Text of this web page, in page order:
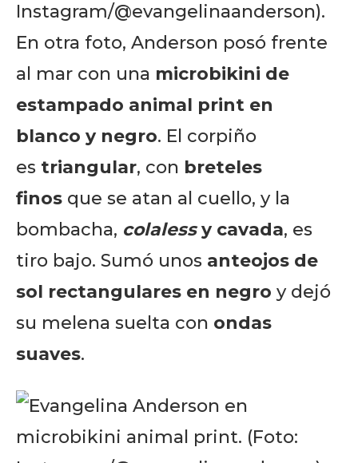
Instagram/@evangelinaanderson).
En otra foto, Anderson posó frente
al mar con una microbikini de
estampado animal print en
blanco y negro. El corpiño
es triangular, con breteles
finos que se atan al cuello, y la
bombacha, colalessy cavada, es
tiro bajo. Sumó unos anteojos de
sol rectangulares en negro y dejó
su melena suelta con ondas
suaves.